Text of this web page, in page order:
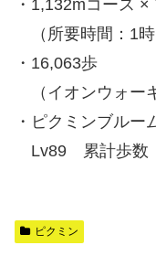
・1,132mコース ×
（所要時間：1時
・16,063歩
（イオンウォー
・ピクミンブルー
Lv89 累計歩数
ピクミン